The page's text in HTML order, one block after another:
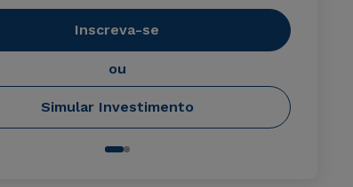
Inscreva-se
ou
Simular Investimento